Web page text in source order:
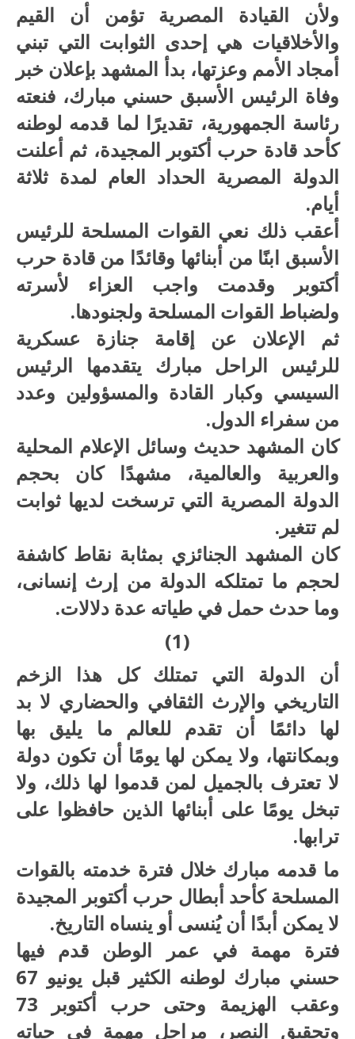
ولأن القيادة المصرية تؤمن أن القيم
والأخلاقيات هي إحدى الثوابت التي تبني
أمجاد الأمم وعزتها، بدأ المشهد بإعلان خبر
وفاة الرئيس الأسبق حسني مبارك، فنعته
رئاسة الجمهورية، تقديرًا لما قدمه لوطنه
كأحد قادة حرب أكتوبر المجيدة، ثم أعلنت
الدولة المصرية الحداد العام لمدة ثلاثة
أيام.
أعقب ذلك نعي القوات المسلحة للرئيس
الأسبق ابنًا من أبنائها وقائدًا من قادة حرب
أكتوبر وقدمت واجب العزاء لأسرته
ولضباط القوات المسلحة ولجنودها.
ثم الإعلان عن إقامة جنازة عسكرية
للرئيس الراحل مبارك يتقدمها الرئيس
السيسي وكبار القادة والمسؤولين وعدد
من سفراء الدول.
كان المشهد حديث وسائل الإعلام المحلية
والعربية والعالمية، مشهدًا كان بحجم
الدولة المصرية التي ترسخت لديها ثوابت
لم تتغير.
كان المشهد الجنائزي بمثابة نقاط كاشفة
لحجم ما تمتلكه الدولة من إرث إنسانى،
وما حدث حمل في طياته عدة دلالات.
أن الدولة التي تمتلك كل هذا الزخم
التاريخي والإرث الثقافي والحضاري لا بد
لها دائمًا أن تقدم للعالم ما يليق بها
وبمكانتها، ولا يمكن لها يومًا أن تكون دولة
لا تعترف بالجميل لمن قدموا لها ذلك، ولا
تبخل يومًا على أبنائها الذين حافظوا على
ترابها.
ما قدمه مبارك خلال فترة خدمته بالقوات
المسلحة كأحد أبطال حرب أكتوبر المجيدة
لا يمكن أبدًا أن يُنسى أو ينساه التاريخ.
فترة مهمة في عمر الوطن قدم فيها
حسني مبارك لوطنه الكثير قبل يونيو 67
وعقب الهزيمة وحتى حرب أكتوبر 73
وتحقيق النصر، مراحل مهمة في حياته